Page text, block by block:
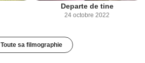
Departe de tine
24 octobre 2022
Toute sa filmographie